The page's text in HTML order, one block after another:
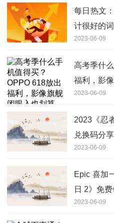
每日热文
计很好的
2023-06-09
高考季什
福利，影
2023-06-09
2023《忍
兑换码分享
2023-06-09
Epic 喜加
日 2》免费
2023-06-09